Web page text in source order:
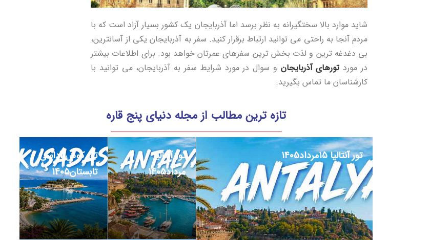
شاید موارد بالا سختگیرانه به نظر برسد اما آذربایجان یک کشور بسیار آزاد است که با
مردم آنجا به راحتی می توانید ارتباط برقرار کنید. سفر به آذربایجان یکی از آسانترین،
بی دغدغه ترین و لذت بخش ترین سفرهای عمرتان خواهد بود. برای اطلاعات بیشتر
در موردتورهای آذربایجان و سوال در مورد شرایط سفر به آذربایجان، می توانید با
کارشناسان ما تماس بگیرید.
تازه ترین مطالب از مجله دنیای پنج قاره
تور آنتالیا 15مرداد1405
تور آنتالیا
مرداد1405
تور کوش آداسی
تابستان1405